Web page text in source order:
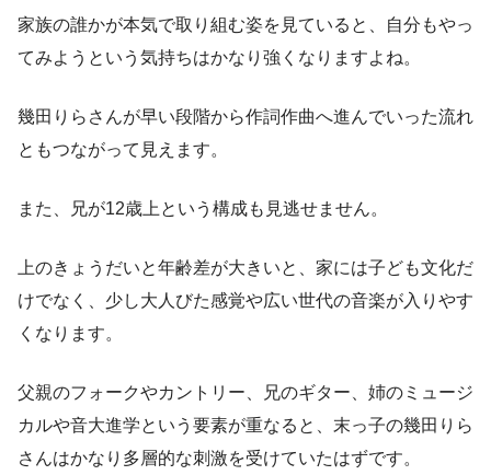
家族の誰かが本気で取り組む姿を見ていると、自分もやっ
てみようという気持ちはかなり強くなりますよね。
幾田りらさんが早い段階から作詞作曲へ進んでいった流れ
ともつながって見えます。
また、兄が12歳上という構成も見逃せません。
上のきょうだいと年齢差が大きいと、家には子ども文化だ
けでなく、少し大人びた感覚や広い世代の音楽が入りやす
くなります。
父親のフォークやカントリー、兄のギター、姉のミュージ
カルや音大進学という要素が重なると、末っ子の幾田りら
さんはかなり多層的な刺激を受けていたはずです。